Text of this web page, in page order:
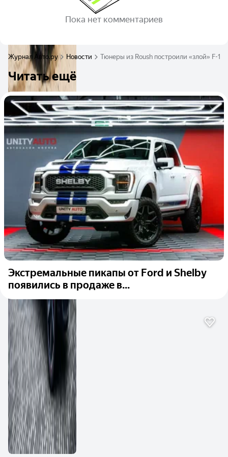
Пока нет комментариев
Журнал Авто.ру Новости Тюнеры из Roush построили «злой» F-
Читать ещё
Экстремальные пикапы от Ford и Shelby
появились в продаже в...